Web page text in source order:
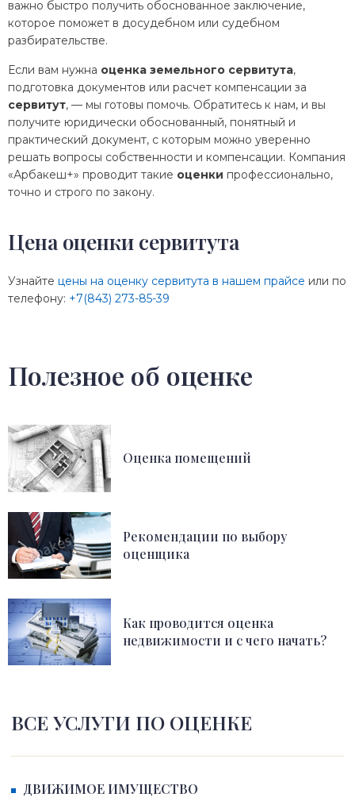
важно быстро получить обоснованное заключение,
которое поможет в досудебном или судебном
разбирательстве.
Если вам нужна оценка земельного сервитута,
подготовка документов или расчет компенсации за
сервитут, — мы готовы помочь. Обратитесь к нам, и вы
получите юридически обоснованный, понятный и
практический документ, с которым можно уверенно
решать вопросы собственности и компенсации. Компания
«Арбакеш+» проводит такие оценки профессионально,
точно и строго по закону.
Цена оценки сервитута
Узнайте цены на оценку сервитута в нашем прайсе или по
телефону: +7(843) 273-85-39
Полезное об оценке
Оценка помещений
Рекомендации по выбору
оценщика
Как проводится оценка
недвижимости и с чего начать?
ВСЕ УСЛУГИ ПО ОЦЕНКЕ
ДВИЖИМОЕ ИМУЩЕСТВО